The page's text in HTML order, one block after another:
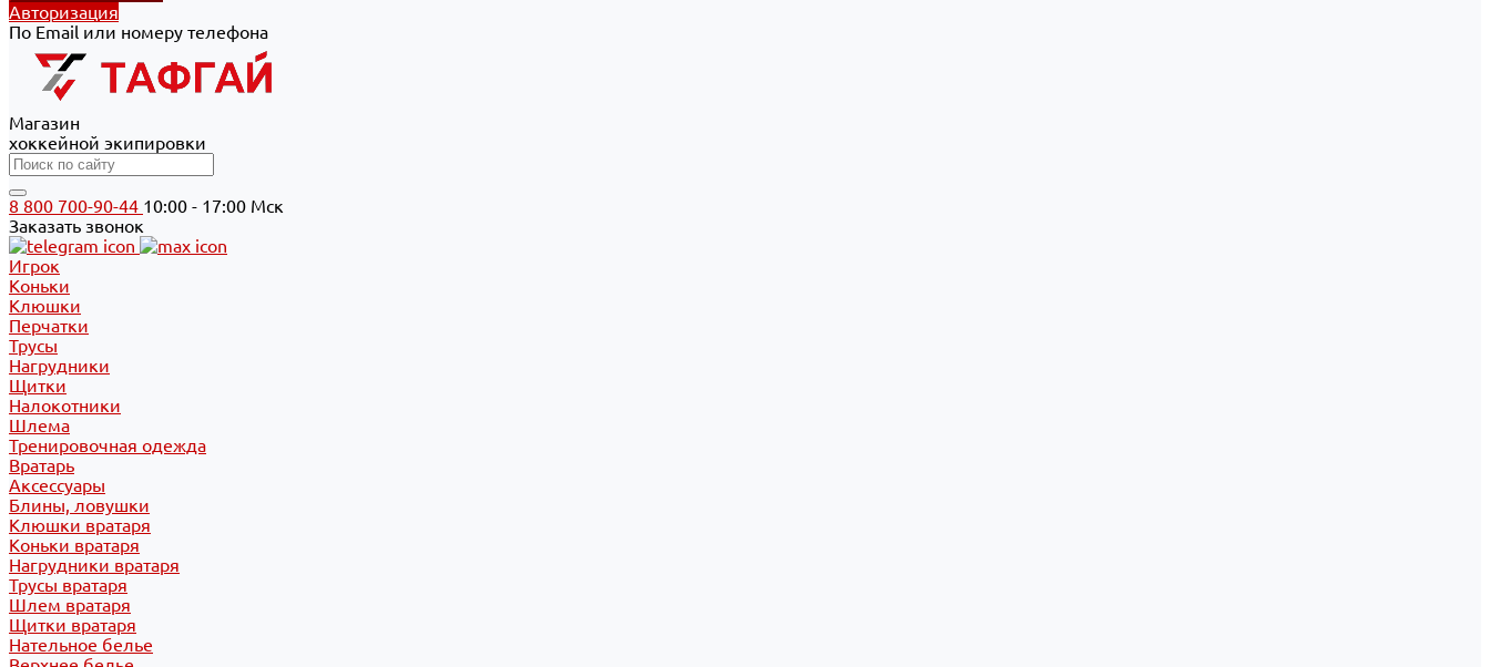
Авторизация
По Email или номеру телефона
Магазин
хоккейной экипировки
8 800 700-90-44 10:00 - 17:00 Мск
Заказать звонок
Игрок
Коньки
Клюшки
Перчатки
Трусы
Нагрудники
Щитки
Налокотники
Шлема
Тренировочная одежда
Вратарь
Аксессуары
Блины, ловушки
Клюшки вратаря
Коньки вратаря
Нагрудники вратаря
Трусы вратаря
Шлем вратаря
Щитки вратаря
Нательное белье